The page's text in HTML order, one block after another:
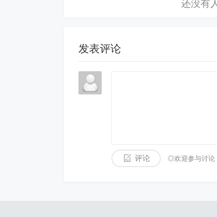
发表评论
评论 ◎欢迎参与讨论